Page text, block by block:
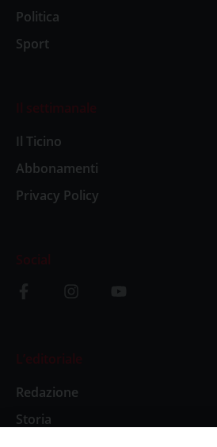
Politica
Sport
Il settimanale
Il Ticino
Abbonamenti
Privacy Policy
Social
L’editoriale
Redazione
Storia